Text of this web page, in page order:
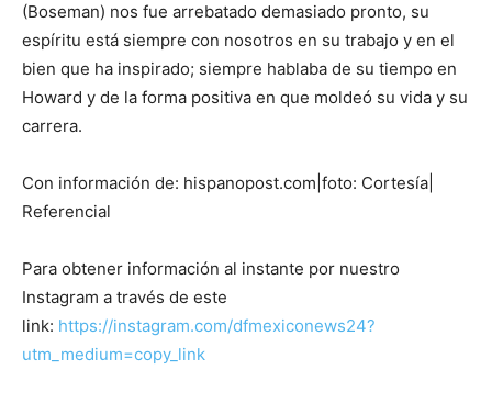
(Boseman) nos fue arrebatado demasiado pronto, su
espíritu está siempre con nosotros en su trabajo y en el
bien que ha inspirado; siempre hablaba de su tiempo en
Howard y de la forma positiva en que moldeó su vida y su
carrera.
Con información de: hispanopost.com|foto: Cortesía|
Referencial
Para obtener información al instante por nuestro
Instagram a través de este
link: https://instagram.com/dfmexiconews24?
utm_medium=copy_link